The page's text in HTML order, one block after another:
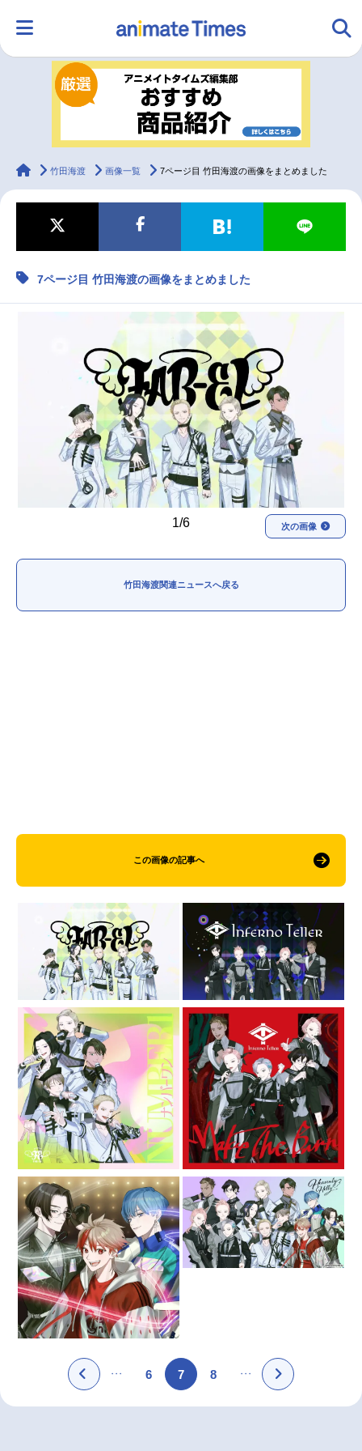
ランキング アニメ
ラジオ みんなの声
マンガ・ラノベ ゲーム・アプリ 音楽 コスプレ
配信・Vtuber トレンド
アニメ記事一覧 声優記事一覧
実写化映画一覧
今期アニメ曜日別一覧
春アニメ 夏アニメ
冬アニメ
animateTimes
竹田海渡 画像一覧 7ページ目 竹田海渡の画像をまとめました
7ページ目 竹田海渡の画像をまとめました
1/6 次の画像
竹田海渡関連ニュースへ戻る
この画像の記事へ
6 7 8